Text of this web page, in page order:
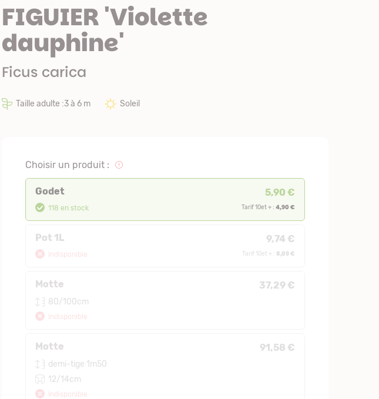
FIGUIER 'Violette
dauphine'
Ficus carica
Taille adulte :3 à 6 m Soleil
Choisir un produit :
Godet 5,90 €
118 en stock Tarif 10et + : 4,90 €
Pot 1L 9,74 €
Indisponible Tarif 10et + : 8,09 €
Motte 37,29 €
80/100cm
Indisponible
Motte 91,58 €
demi-tige 1m50
12/14cm
Indisponible